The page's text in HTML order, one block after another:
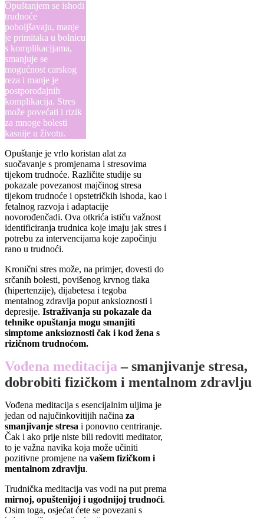
Opuštanjem se ishodi
trudnoće
poboljšavaju, manje
je primitaka u bolnicu
s komplikacijama,
smanjuje se
mogućnost carskog
reza i manje je
postporođajnih
komplikacija. Stres
može povećati i rizik
za mnoge bolesti
kasnije u životu.
Opuštanje je vrlo koristan alat za
suočavanje s promjenama i stresovima
tijekom trudnoće. Različite studije su
pokazale povezanost majčinog stresa
tijekom trudnoće i opstetričkih ishoda, kao i
fetalnog razvoja i adaptacije
novorođenčadi. Ova otkrića ističu važnost
identificiranja trudnica koje imaju jak stres i
potrebu za intervencijama koje započinju
rano u trudnoći.
Kronični stres može, na primjer, dovesti do
srčanih bolesti, povišenog krvnog tlaka
(hipertenzije), dijabetesa i tegoba
mentalnog zdravlja poput anksioznosti i
depresije. Istraživanja su pokazale da
tehnike opuštanja mogu smanjiti
simptome anksioznosti čak i kod žena s
rizičnom trudnoćom.
Vođena meditacija– smanjivanje stresa,
dobrobiti fizičkom i mentalnom zdravlju
Vođena meditacija s esencijalnim uljima je
jedan od najučinkovitijih načina za
smanjivanje stresa i ponovno centriranje.
Čak i ako prije niste bili redoviti meditator,
to je važna navika koja može učiniti
pozitivne promjene na vašem fizičkom i
mentalnom zdravlju.
Trudnička meditacija vas vodi na put prema
mirnoj, opuštenijoj i ugodnijoj trudnoći.
Osim toga, osjećat ćete se povezani s